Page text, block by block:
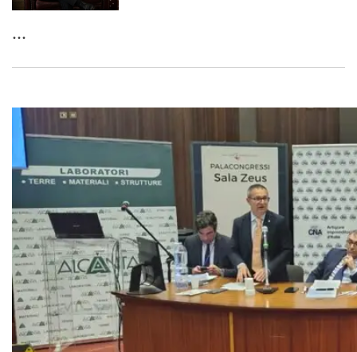
...